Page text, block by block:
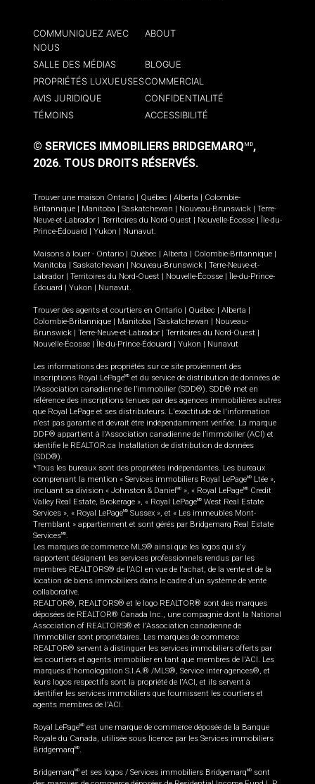
COMMUNIQUEZ AVEC
NOUS
ABOUT
SALLE DES MÉDIAS
BLOGUE
PROPRIÉTÉS LUXUEUSESCOMMERCIAL
AVIS JURIDIQUE
CONFIDENTIALITÉ
TÉMOINS
ACCESSIBILITÉ
© SERVICES IMMOBILIERS BRIDGEMARQ MD,
2026. TOUS DROITS RÉSERVÉS.
Trouver une maison Ontario Québec Alberta
Colombie-
Britannique
Manitoba Saskatchewan Nouveau-Brunswick
Terre-
Neuve-et-Labrador
Territoires du Nord-Ouest Nouvelle-Écosse
Île-du-
Prince-Édouard
Yukon Nunavut.
Maisons à louer - Ontario Québec Alberta Colombie-Britannique
Manitoba
Saskatchewan Nouveau-Brunswick
Terre-Neuve-et-
Labrador
Territoires du Nord-Ouest Nouvelle-Écosse
Île-du-Prince-
Édouard
Yukon Nunavut.
Trouver des agents et courtiers en Ontario Québec Alberta
Colombie-Britannique
Manitoba Saskatchewan
Nouveau-
Brunswick
Terre-Neuve-et-Labrador Territoires du Nord-Ouest
Nouvelle-Écosse
Île-du-Prince-Édouard Yukon Nunavut
Les informations des propriétés sur ce site proviennent des
inscriptions Royal LePageMD et du service de distribution de données de
l'Association canadienne de l’immobilier (SDD®). SDD® met en
référence des inscriptions tenues par des agences immobilières autres
que Royal LePage et ses distributeurs. L'exactitude de l'information
n'est pas garantie et devrait être indépendamment vérifiée. La marque
DDF® appartient à l'Association canadienne de l’immobilier (ACI) et
identifie le REALTOR.ca Installation de distribution de données
(SDD®).
*Tous les bureaux sont des propriétés indépendantes. Les bureaux
comprenant la mention « Services immobiliers Royal LePageMD
Ltée »,
incluant sa division « Johnston & Daniel MD », « Royal LePageMD
Credit
Valley Real Estate, Brokerage », « Royal LePageMD West Real Estate
Services », « Royal LePageMD Sussex », et « Les immeubles Mont-
Tremblant » appartiennent et sont gérés par Bridgemarq Real Estate
ServicesMD.
Les marques de commerce MLS® ainsi que les logos qui s'y
rapportent désignent les services professionnels rendus par les
membres REALTORS® de l'ACI en vue de l'achat, de la vente et de la
location de biens immobiliers dans le cadre d'un système de vente
collaborative.
REALTOR®, REALTORS® et le logo REALTOR® sont des marques
déposées de REALTOR® Canada Inc., une compagnie dont la National
Association of REALTORS® et l'Association canadienne de
l’immobilier sont propriétaires. Les marques de commerce
REALTOR® servent à distinguer les services immobiliers offerts par
les courtiers et agents immobilier en tant que membres de l'ACI. Les
marques d'homologation S.I.A.® /MLS®, Service inter-agences®, et
leurs logos respectifs sont la propriété de l'ACI, et ils servent à
identifier les services immobiliers que fournissent les courtiers et
agents membres de l'ACI.
Royal LePageMD est une marque de commerce déposée de la Banque
Royale du Canada, utilisée sous licence par les Services immobiliers
BridgemarqMD.
BridgemarqMD et ses logos / Services immobiliers BridgemarqMD
sont